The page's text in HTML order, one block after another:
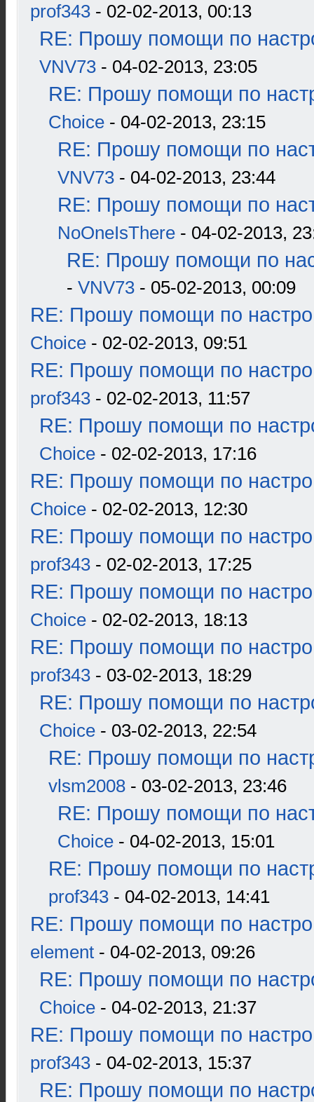
prof343 - 02-02-2013, 00:13
RE: Прошу помощи по
VNV73 - 04-02-2013, 23:05
RE: Прошу помощи по
Choice - 04-02-2013, 23:15
RE: Прошу помощи по
VNV73 - 04-02-2013, 23:44
RE: Прошу помощи по
NoOneIsThere - 04-02-2013,
RE: Прошу помощи по
- VNV73 - 05-02-2013, 00:09
RE: Прошу помощи по
Choice - 02-02-2013, 09:51
RE: Прошу помощи по
prof343 - 02-02-2013, 11:57
RE: Прошу помощи по
Choice - 02-02-2013, 17:16
RE: Прошу помощи по
Choice - 02-02-2013, 12:30
RE: Прошу помощи по
prof343 - 02-02-2013, 17:25
RE: Прошу помощи по
Choice - 02-02-2013, 18:13
RE: Прошу помощи по
prof343 - 03-02-2013, 18:29
RE: Прошу помощи по
Choice - 03-02-2013, 22:54
RE: Прошу помощи по
vlsm2008 - 03-02-2013, 23:46
RE: Прошу помощи по
Choice - 04-02-2013, 15:01
RE: Прошу помощи по
prof343 - 04-02-2013, 14:41
RE: Прошу помощи по
element - 04-02-2013, 09:26
RE: Прошу помощи по
Choice - 04-02-2013, 21:37
RE: Прошу помощи по
prof343 - 04-02-2013, 15:37
RE: Прошу помощи по